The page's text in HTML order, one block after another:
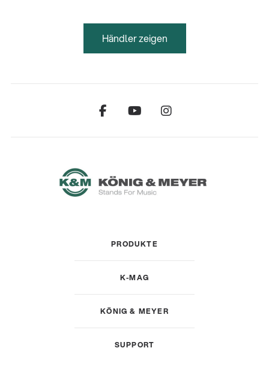
Händler zeigen
PRODUKTE
K-MAG
KÖNIG & MEYER
SUPPORT